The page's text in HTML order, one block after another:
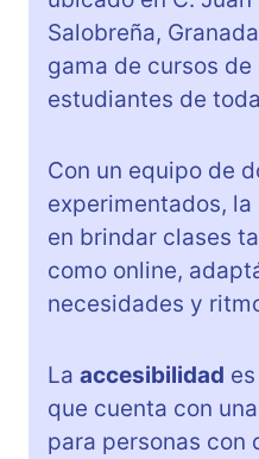
Salobreña,
gama de cursos de
estudiantes de
Con un equipo de
experimentados,
en brindar clases
como online,
necesidades y
La accesibilidad
que cuenta con
para personas con